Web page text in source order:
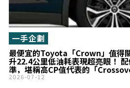
最便宜的Toyota「Crown」值得
升22.4公里低油耗表現超亮眼！
準，堪稱高CP值代表的「
一手企劃
2026-07-12